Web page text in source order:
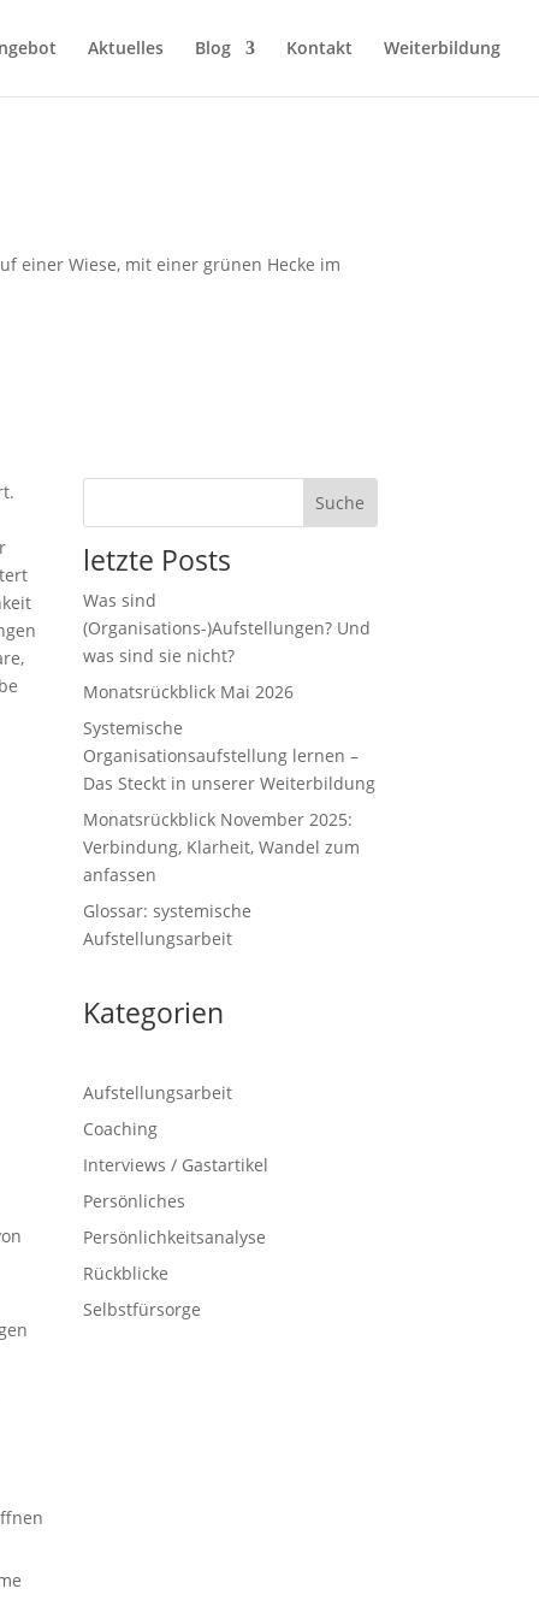
Aktuelles Blog Kontakt Weiterbildung
letzte Posts
Was sind
(Organisations-)Aufstellungen? Und
was sind sie nicht?
Monatsrückblick Mai 2026
Systemische
Organisationsaufstellung lernen –
Das Steckt in unserer Weiterbildung
Monatsrückblick November 2025:
Verbindung, Klarheit, Wandel zum
anfassen
Glossar: systemische
Aufstellungsarbeit
Kategorien
Aufstellungsarbeit
Coaching
Interviews / Gastartikel
Persönliches
Persönlichkeitsanalyse
Rückblicke
Selbstfürsorge